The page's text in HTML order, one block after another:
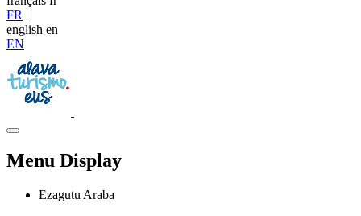
FR |
english en
EN
Menu Display
Ezagutu Araba